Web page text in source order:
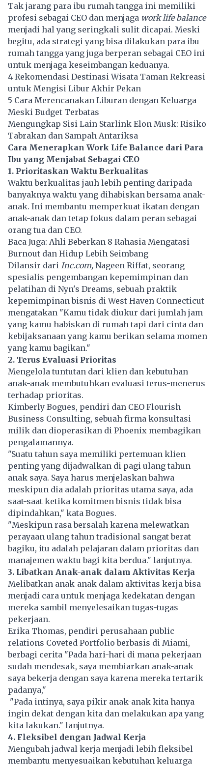
Tak jarang para ibu rumah tangga ini memiliki
profesi sebagai CEO dan menjaga work life balance
menjadi hal yang seringkali sulit dicapai. Meski
begitu, ada strategi yang bisa dilakukan para ibu
rumah tangga yang juga berperan sebagai CEO ini
untuk menjaga keseimbangan keduanya.
4 Rekomendasi Destinasi Wisata Taman Rekreasi
untuk Mengisi Libur Akhir Pekan
5 Cara Merencanakan Liburan dengan Keluarga
Meski Budget Terbatas
Mengungkap Sisi Lain Starlink Elon Musk: Risiko
Tabrakan dan Sampah Antariksa
Cara Menerapkan Work Life Balance dari Para
Ibu yang Menjabat Sebagai CEO
1. Prioritaskan Waktu Berkualitas
Waktu berkualitas jauh lebih penting daripada
banyaknya waktu yang dihabiskan bersama anak-
anak. Ini membantu memperkuat ikatan dengan
anak-anak dan tetap fokus dalam peran sebagai
orang tua dan CEO.
Baca Juga: Ahli Beberkan 8 Rahasia Mengatasi
Burnout dan Hidup Lebih Seimbang
Dilansir dari Inc.com, Nageen Riffat, seorang
spesialis pengembangan kepemimpinan dan
pelatihan di Nyn's Dreams, sebuah praktik
kepemimpinan bisnis di West Haven Connecticut
mengatakan "Kamu tidak diukur dari jumlah jam
yang kamu habiskan di rumah tapi dari cinta dan
kebijaksanaan yang kamu berikan selama momen
yang kamu bagikan."
2. Terus Evaluasi Prioritas
Mengelola tuntutan dari klien dan kebutuhan
anak-anak membutuhkan evaluasi terus-menerus
terhadap prioritas.
Kimberly Bogues, pendiri dan CEO Flourish
Business Consulting, sebuah firma konsultasi
milik dan dioperasikan di Phoenix membagikan
pengalamannya.
"Suatu tahun saya memiliki pertemuan klien
penting yang dijadwalkan di pagi ulang tahun
anak saya. Saya harus menjelaskan bahwa
meskipun dia adalah prioritas utama saya, ada
saat-saat ketika komitmen bisnis tidak bisa
dipindahkan," kata Bogues.
"Meskipun rasa bersalah karena melewatkan
perayaan ulang tahun tradisional sangat berat
bagiku, itu adalah pelajaran dalam prioritas dan
manajemen waktu bagi kita berdua." lanjutnya.
3. Libatkan Anak-anak dalam Aktivitas Kerja
Melibatkan anak-anak dalam aktivitas kerja bisa
menjadi cara untuk menjaga kedekatan dengan
mereka sambil menyelesaikan tugas-tugas
pekerjaan.
Erika Thomas, pendiri perusahaan public
relations Coveted Portfolio berbasis di Miami,
berbagi cerita "Pada hari-hari di mana pekerjaan
sudah mendesak, saya membiarkan anak-anak
saya bekerja dengan saya karena mereka tertarik
padanya,"
"Pada intinya, saya pikir anak-anak kita hanya
ingin dekat dengan kita dan melakukan apa yang
kita lakukan." lanjutnya.
4. Fleksibel dengan Jadwal Kerja
Mengubah jadwal kerja menjadi lebih fleksibel
membantu menyesuaikan kebutuhan keluarga